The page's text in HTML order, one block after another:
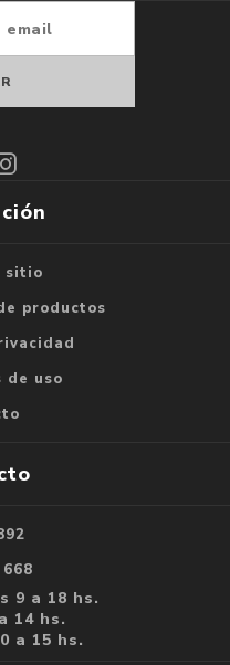
sitio
productos
de uso
9 a 18 hs.
14 hs.
a 15 hs.